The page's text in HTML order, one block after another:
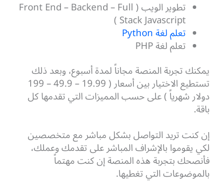
تطوير الويب ( Front End – Backend – Full
Stack Javascript )
تعلم لغة Python
تعلم لغة PHP
يمكنك تجربة المنصة مجاناً لمدة أسبوع، وبعد ذلك
تستطيع الاختيار بين أسعار ( 19.99 – 49.9 – 199
دولار شهرياً ) على حسب المميزات التي تقدمها كل
باقة.
إن كنت تريد التواصل بشكل مباشر مع متخصصين
لكي يقوموا بالإشراف المباشر على تقدمك وعملك،
فأنصحك بتجربة هذه المنصة إن كنت مهتماً
بالموضوعات التي تغطيها.